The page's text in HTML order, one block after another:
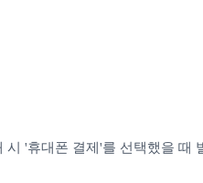
'휴대폰 결제'를 선택했을